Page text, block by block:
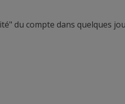
du compte dans quelques